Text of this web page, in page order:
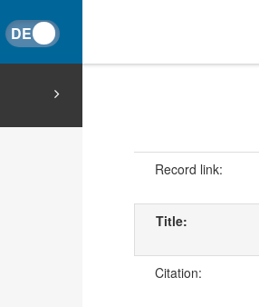
Record link:
Title:
Citation: